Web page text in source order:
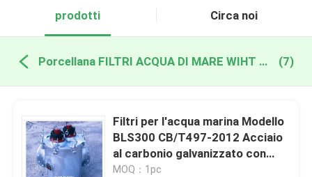
prodotti Circa noi
Porcellana FILTRI ACQUA DI MARE WIHT MGPS (7)
Filtri per l'acqua marina Modello
BLS300 CB/T497-2012 Acciaio
al carbonio galvanizzato con
sistema di prevenzione della
MOQ：1pc